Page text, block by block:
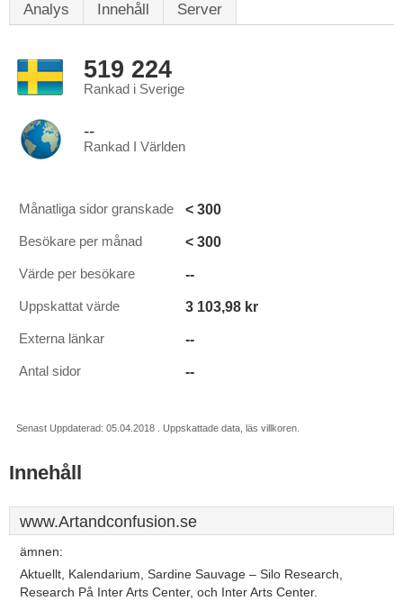
Analys Innehåll Server
519 224
Rankad i Sverige
--
Rankad I Världen
Månatliga sidor granskade < 300
Besökare per månad < 300
Värde per besökare --
Uppskattat värde 3 103,98 kr
Externa länkar --
Antal sidor --
Senast Uppdaterad: 05.04.2018 . Uppskattade data, läs villkoren.
Innehåll
www.Artandconfusion.se
ämnen:
Aktuellt, Kalendarium, Sardine Sauvage – Silo Research,
Research På Inter Arts Center, och Inter Arts Center.